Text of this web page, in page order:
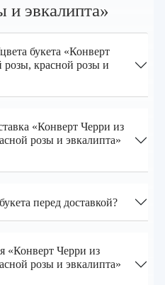
и эвкалипта»
букета «Конверт
розы, красной розы и
«Конверт Черри из
розы и эвкалипта»
перед доставкой?
«Конверт Черри из
розы и эвкалипта»